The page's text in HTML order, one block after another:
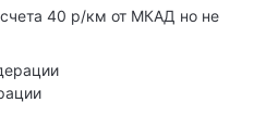
40 р/км от МКАД но не